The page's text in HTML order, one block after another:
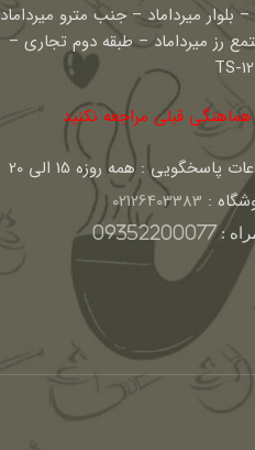
بلوار میرداماد – جنب مترو میرداماد
رز میرداماد – طبقه دوم تجاری –
قبلی مراجعه نکنید
پاسخگویی : همه روزه 15 الی 20
:
02126403383
:
09352200077